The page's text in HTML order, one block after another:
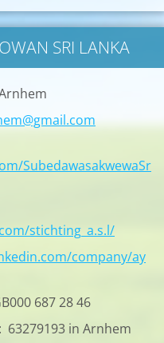
SRI LANKA
SubedawasakwewaSr
stichting_a.s.l/
company/ay
687 28 46
63279193 in Arnhem